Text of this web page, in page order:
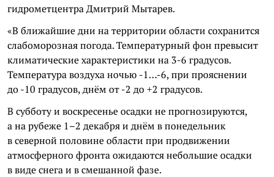
гидрометцентра Дмитрий Мытарев.
«В ближайшие дни на территории области сохранится
слабоморозная погода. Температурный фон превысит
климатические характеристики на 3-6 градусов.
Температура воздуха ночью -1…-6, при прояснении
до -10 градусов, днём от -2 до +2 градусов.
В субботу и воскресенье осадки не прогнозируются,
а на рубеже 1–2 декабря и днём в понедельник
в северной половине области при продвижении
атмосферного фронта ожидаются небольшие осадки
в виде снега и в смешанной фазе.